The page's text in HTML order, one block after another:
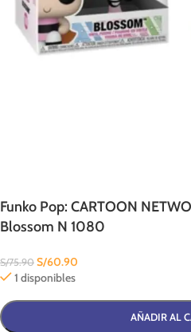
Funko Pop: CARTOON
Blossom N 1080
S/75.90 S/60.90
1 disponibles
AÑADIR AL